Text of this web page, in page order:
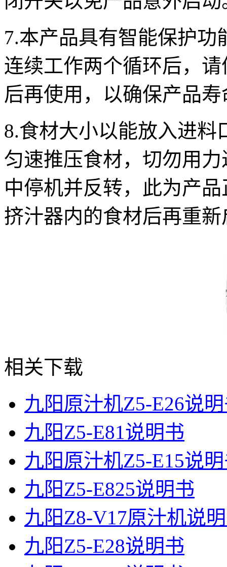
7.本产品具有智能保护功
连续工作两个循环后，
后再使用，以确保产品寿
8.食材大小以能放入进
匀速推压食材，切勿用
中停机并反转，此为产
挤汁器内的食材后再重
相关下载
九阳原汁机Z5-E26说
九阳Z5-E81说明书
九阳原汁机Z5-E15说
九阳Z5-E825说明书
九阳Z8-V17原汁机说
九阳Z5-E28说明书